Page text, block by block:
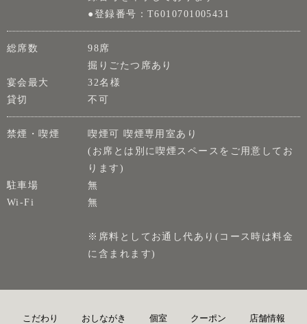
●登録番号：T6010701005431
総席数
98席
掘りごたつ席あり
宴会最大
32名様
貸切
不可
禁煙・喫煙
喫煙可 喫煙専用室あり
(お席とは別に喫煙スペースをご用意してお
ります)
駐車場
無
Wi-Fi
無
※席料としてお通し代あり(コース時は料金
に含まれます)
こだわり おしながき 個室 クーポン 店舗情報